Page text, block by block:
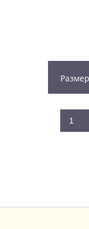
Размер